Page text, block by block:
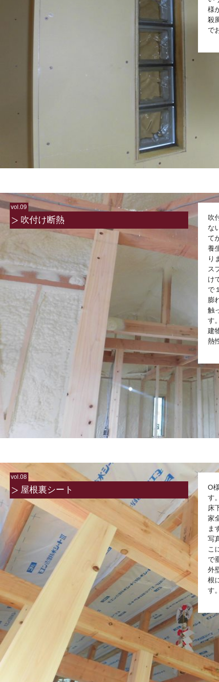
様
殺
で
vol.09
吹付け断熱
吹
な
て
養
り
ス
け
で
膨
触
す
建
熱
vol.08
屋根裏シート
O
す
床
家
ま
写
こ
で
外
根
す